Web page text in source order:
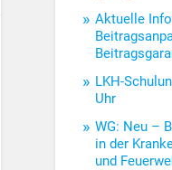
Aktuelle
LKH-
Uhr
WG: Neu –
in der
und